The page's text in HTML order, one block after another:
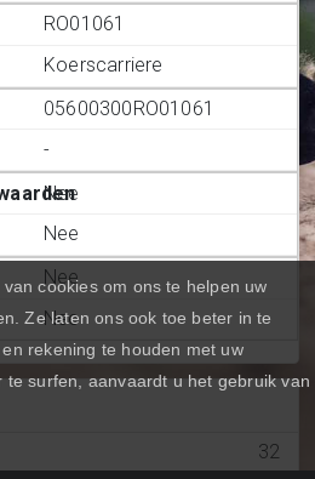
RO01061
Koerscarriere
05600300RO01061
-
Nee
Nee
Nee
Nee
32
cookies om ons te helpen uw
Ze laten ons ook toe beter in te
rekening te houden met uw
surfen, aanvaardt u het gebruik van